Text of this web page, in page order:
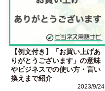
【例文付き】「お買い上げあ
りがとうございます」の意味
やビジネスでの使い方・言い
換えまで紹介
2023/9/24